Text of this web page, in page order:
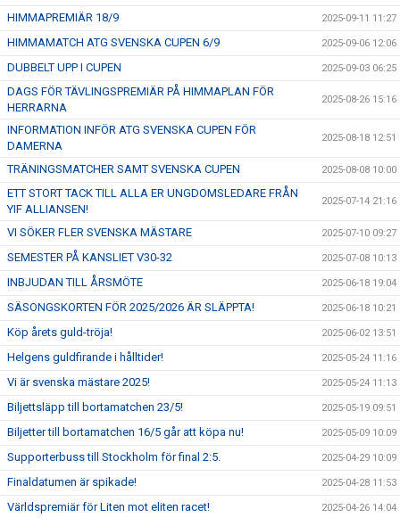
HIMMAPREMIÄR 18/9 2025-09-11 11:27
HIMMAMATCH ATG SVENSKA CUPEN 6/9 2025-09-06 12:06
DUBBELT UPP I CUPEN 2025-09-03 06:25
DAGS FÖR TÄVLINGSPREMIÄR PÅ HIMMAPLAN FÖR
HERRARNA
2025-08-26 15:16
INFORMATION INFÖR ATG SVENSKA CUPEN FÖR
DAMERNA
2025-08-18 12:51
TRÄNINGSMATCHER SAMT SVENSKA CUPEN 2025-08-08 10:00
ETT STORT TACK TILL ALLA ER UNGDOMSLEDARE FRÅN
YIF ALLIANSEN!
2025-07-14 21:16
VI SÖKER FLER SVENSKA MÄSTARE 2025-07-10 09:27
SEMESTER PÅ KANSLIET V30-32 2025-07-08 10:13
INBJUDAN TILL ÅRSMÖTE 2025-06-18 19:04
SÄSONGSKORTEN FÖR 2025/2026 ÄR SLÄPPTA! 2025-06-18 10:21
Köp årets guld-tröja! 2025-06-02 13:51
Helgens guldfirande i hålltider! 2025-05-24 11:16
Vi är svenska mästare 2025! 2025-05-24 11:13
Biljettsläpp till bortamatchen 23/5! 2025-05-19 09:51
Biljetter till bortamatchen 16/5 går att köpa nu! 2025-05-09 10:09
Supporterbuss till Stockholm för final 2:5. 2025-04-29 10:09
Finaldatumen är spikade! 2025-04-28 11:53
Världspremiär för Liten mot eliten racet! 2025-04-26 14:04